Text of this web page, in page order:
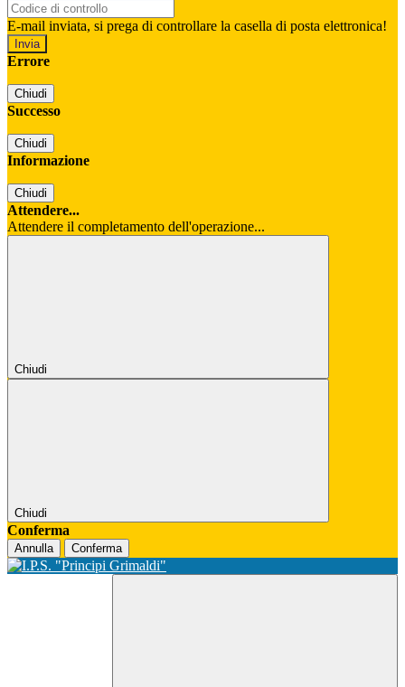
E-mail inviata, si prega di controllare la casella di posta elettronica!
Errore
Chiudi
Successo
Chiudi
Informazione
Chiudi
Attendere...
Attendere il completamento dell'operazione...
Chiudi
Chiudi
Conferma
Annulla Conferma